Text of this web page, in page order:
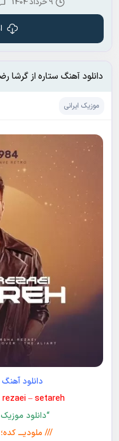
دانلود آهنگ ستاره از گرشا
موزیک ایرانی
دانلود
– setareh
“دانلود
/// ملودیـــ